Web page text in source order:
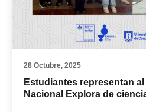
28 Octubre, 2025
Estudiantes representan
Nacional Explora de